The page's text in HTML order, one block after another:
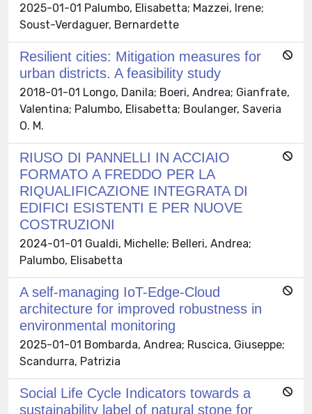
2025-01-01 Palumbo, Elisabetta; Mazzei, Irene;
Soust-Verdaguer, Bernardette
Resilient cities: Mitigation measures for
urban districts. A feasibility study
2018-01-01 Longo, Danila; Boeri, Andrea; Gianfrate,
Valentina; Palumbo, Elisabetta; Boulanger, Saveria
O. M.
RIUSO DI PANNELLI IN ACCIAIO
FORMATO A FREDDO PER LA
RIQUALIFICAZIONE INTEGRATA DI
EDIFICI ESISTENTI E PER NUOVE
COSTRUZIONI
2024-01-01 Gualdi, Michelle; Belleri, Andrea;
Palumbo, Elisabetta
A self-managing IoT-Edge-Cloud
architecture for improved robustness in
environmental monitoring
2025-01-01 Bombarda, Andrea; Ruscica, Giuseppe;
Scandurra, Patrizia
Social Life Cycle Indicators towards a
sustainability label of natural stone for